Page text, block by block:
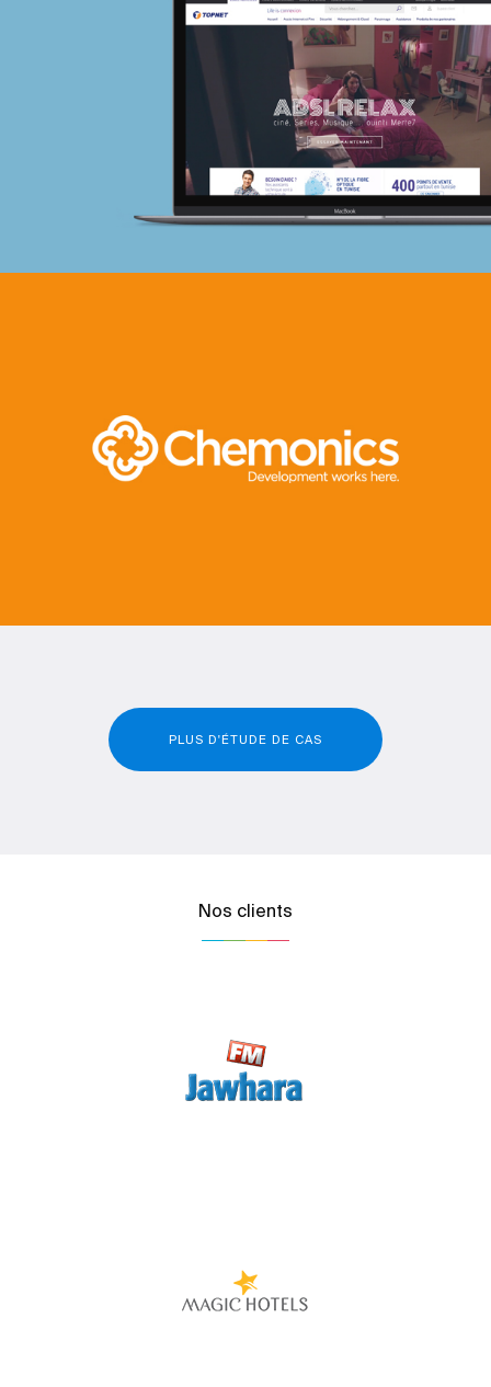
PLUS D'ÉTUDE DE CAS
Nos clients